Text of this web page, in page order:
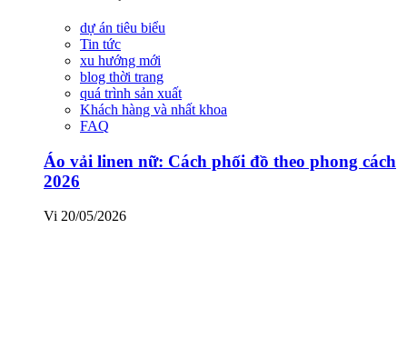
dự án tiêu biểu
Tin tức
xu hướng mới
blog thời trang
quá trình sản xuất
Khách hàng và nhất khoa
FAQ
Áo vải linen nữ: Cách phối đồ theo phong cách
2026
Vi 20/05/2026